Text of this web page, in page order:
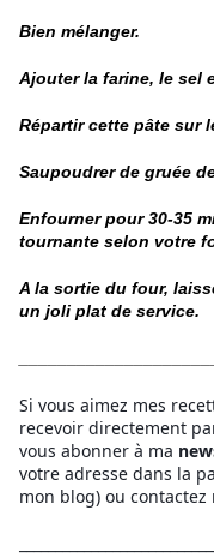
Bien mélanger.
Ajouter la farine, le sel
Répartir cette pâte sur
Saupoudrer de gruée
Enfourner pour 30-35
tournante selon votre
A la sortie du four,
un joli plat de service.
Si vous aimez mes
recevoir directement
vous abonner à ma
votre adresse dans la
mon blog) ou